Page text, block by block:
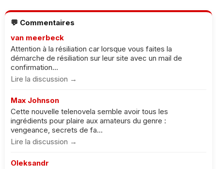
💬 Commentaires
van meerbeck
Attention à la résiliation car lorsque vous faites la
démarche de résiliation sur leur site avec un mail de
confirmation...
Lire la discussion →
Max Johnson
Cette nouvelle telenovela semble avoir tous les
ingrédients pour plaire aux amateurs du genre :
vengeance, secrets de fa...
Lire la discussion →
Oleksandr